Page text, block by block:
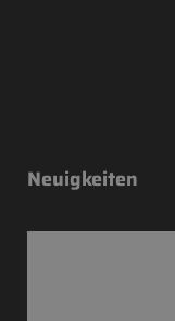
Neuigkeiten